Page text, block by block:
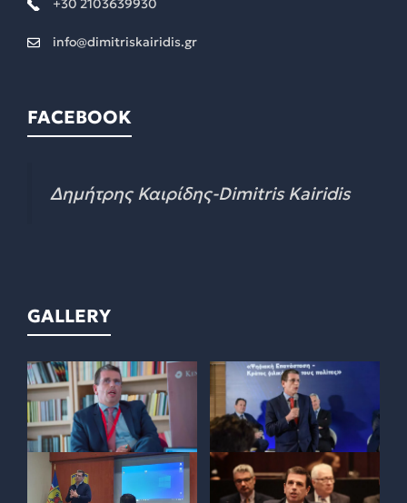
+30 2103639930
info@dimitriskairidis.gr
FACEBOOK
Δημήτρης Καιρίδης-Dimitris Kairidis
GALLERY